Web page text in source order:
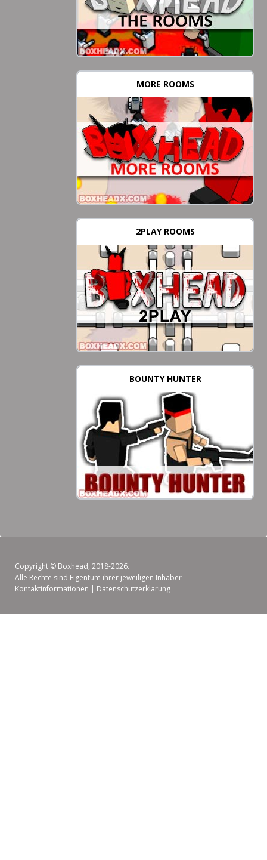
MORE ROOMS
2PLAY ROOMS
BOUNTY HUNTER
Copyright © Boxhead, 2018-2026.
Alle Rechte sind Eigentum ihrer jeweiligen Inhaber
Kontaktinformationen | Datenschutzerklarung